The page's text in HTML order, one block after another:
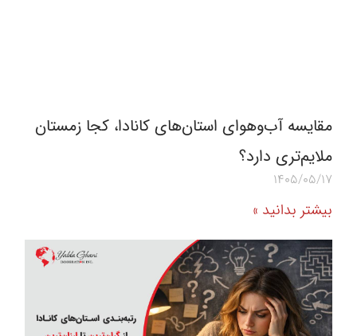
مقایسه آب‌و‌هوای استان‌های کانادا، کجا زمستان
ملایم‌تری دارد؟
1405/05/17
بیشتر بدانید »